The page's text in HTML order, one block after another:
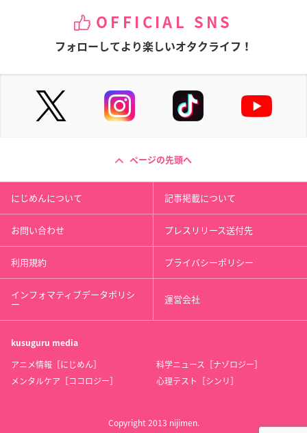
OFFICIAL SNS
フォローしてより楽しいオタクライフ！
ページの先頭へ
にじめんについて 記事掲載について
お問い合わせ プレスリリース送付先
利用規約 プライバシーポリシー
インフォマティブデータポリシ
ー 運営会社
kusuguru media
アニメ情報［にじめん］
科学ニュース［ナゾロジー］
メンタルケア［ココロジー］
心理テスト［シンリ］
Copyright 2013 nijimen.